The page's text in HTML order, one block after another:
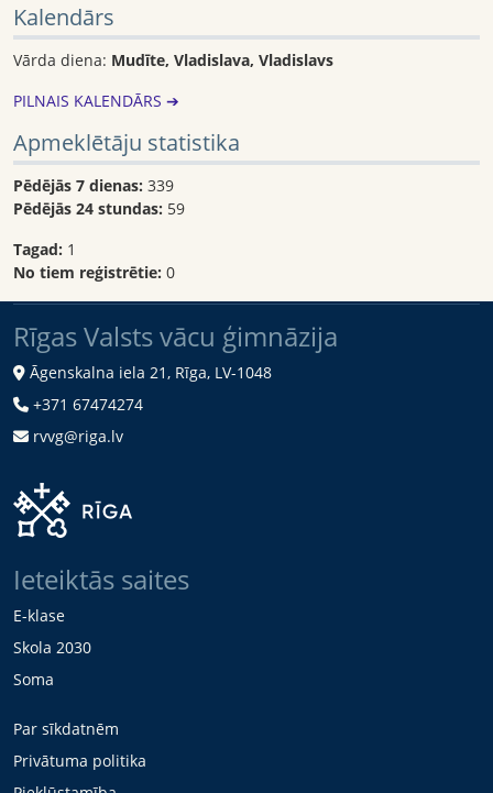
Kalendārs
Vārda diena: Mudīte, Vladislava, Vladislavs
PILNAIS KALENDĀRS ➔
Apmeklētāju statistika
Pēdējās 7 dienas: 339
Pēdējās 24 stundas: 59
Tagad: 1
No tiem reģistrētie: 0
Rīgas Valsts vācu ģimnāzija
Āgenskalna iela 21, Rīga, LV-1048
+371 67474274
rvvg@riga.lv
Ieteiktās saites
E-klase
Skola 2030
Soma
Par sīkdatnēm
Privātuma politika